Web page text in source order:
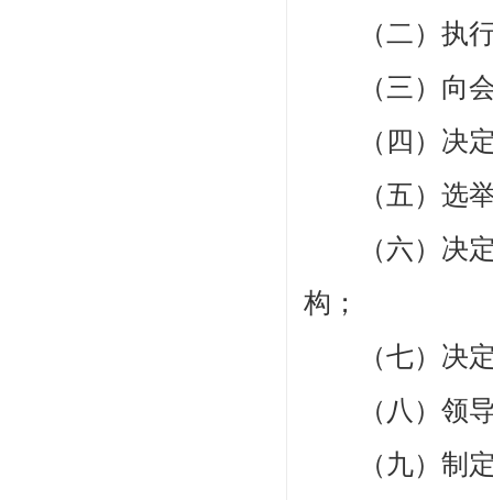
（二）执行
（三）向
（四）决定
（五）选举
（六）决定
构；
（七）决定
（八）领导
（九）制定